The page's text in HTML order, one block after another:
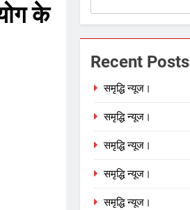
के
Recent Posts
समृद्धि न्यूज।
समृद्धि न्यूज।
समृद्धि न्यूज।
समृद्धि न्यूज।
समृद्धि न्यूज।